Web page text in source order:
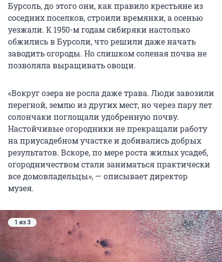
Бурсоль, до этого они, как правило крестьяне из
соседних поселков, строили времянки, а осенью
уезжали. К 1950-мгодам сибиряки настолько
обжились в Бурсоли, что решили даже начать
заводить огороды. Но слишком соленая почва не
позволяла выращивать овощи.
«Вокруг озера не росла даже трава. Люди завозили
перегной, землю из других мест, но через пару лет
солончаки поглощали удобренную почву.
Настойчивые огородники не прекращали работу
на приусадебном участке и добивались добрых
результатов. Вскоре, по мере роста жилых усадеб,
огородничеством стали заниматься практически
все домовладельцы», — описывает директор
музея.
1 из 3